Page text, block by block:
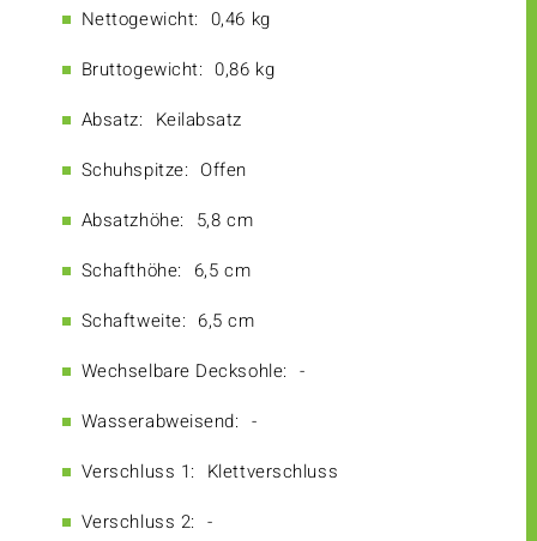
Nettogewicht: 0,46 kg
Bruttogewicht: 0,86 kg
Absatz: Keilabsatz
Schuhspitze: Offen
Absatzhöhe: 5,8 cm
Schafthöhe: 6,5 cm
Schaftweite: 6,5 cm
Wechselbare Decksohle: -
Wasserabweisend: -
Verschluss 1: Klettverschluss
Verschluss 2: -